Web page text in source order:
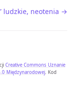
ludzkie, neotenia →
Creative Commons Uznanie
Międzynarodowej. Kod